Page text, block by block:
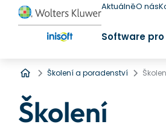
AktuálněO nás
Software
Úvod
Školení a poradenství
Školení